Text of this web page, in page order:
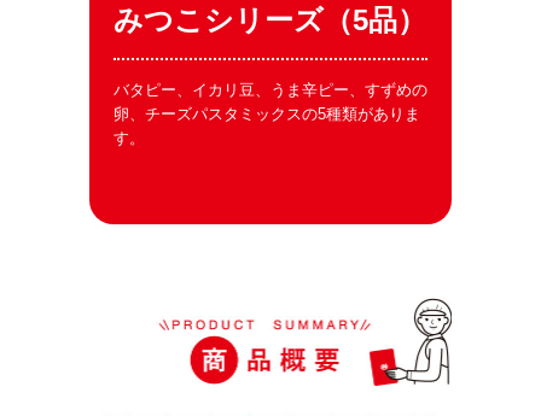
みつこシリーズ（5品）
バタピー、イカリ豆、うま辛ピー、すずめの
卵、チーズパスタミックスの5種類がありま
す。